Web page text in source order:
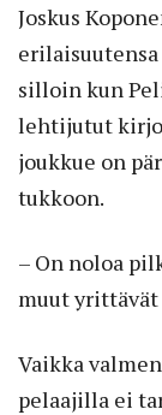
Joskus
silloin kun
lehtijutut
joukkue on
tukkoon.
– On noloa
muut
Vaikka
pelaajilla ei